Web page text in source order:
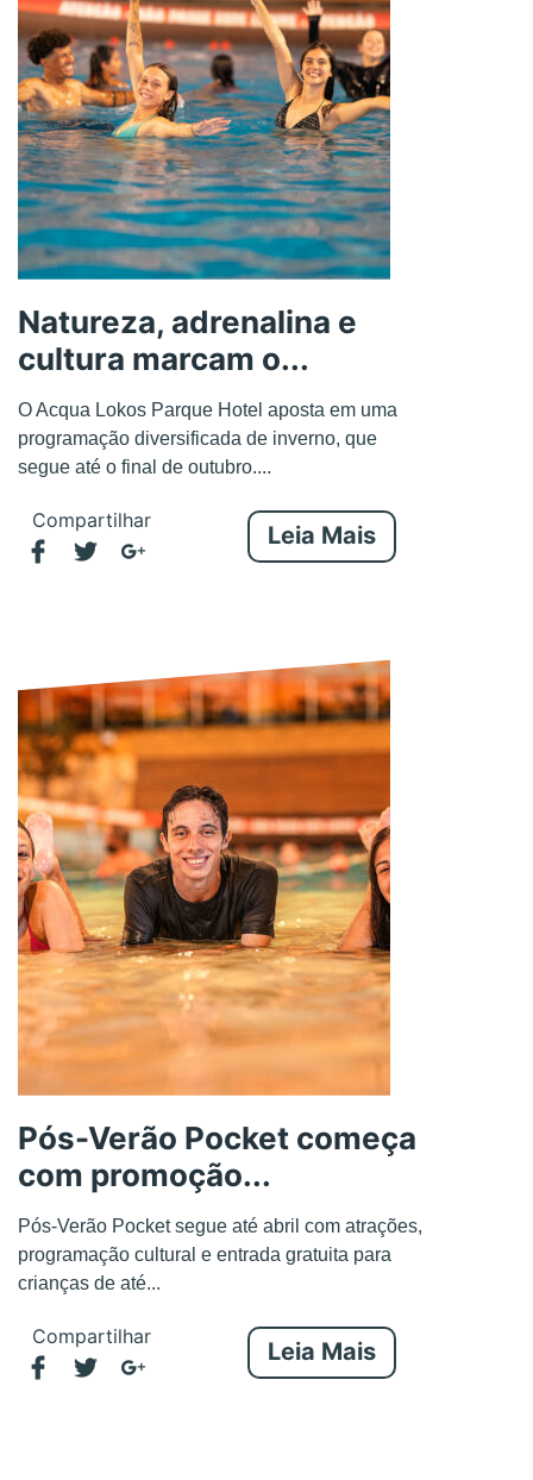
Natureza, adrenalina e
cultura marcam o...
O Acqua Lokos Parque Hotel aposta em uma
programação diversificada de inverno, que
segue até o final de outubro....
Compartilhar
Leia Mais
Pós-Verão Pocket começa
com promoção...
Pós-Verão Pocket segue até abril com atrações,
programação cultural e entrada gratuita para
crianças de até...
Compartilhar
Leia Mais